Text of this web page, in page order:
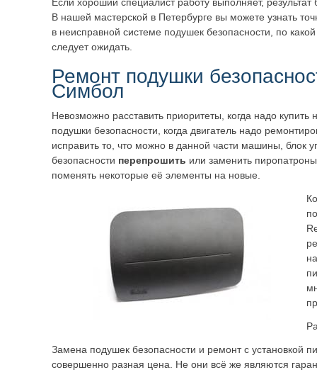
В нашей мастерской в Петербурге вы можете узнать
в неисправной системе подушек безопасности, по какой
следует ожидать.
Ремонт подушки
Симбол
Невозможно расставить приоритеты, когда надо купить
подушки безопасности, когда двигатель надо
исправить то, что можно в данной части машины, блок
безопасности перепрошить или заменить
поменять некоторые её элементы на новые.
Замена подушек безопасности и ремонт с установкой
совершенно разная цена. Не они всё же являются